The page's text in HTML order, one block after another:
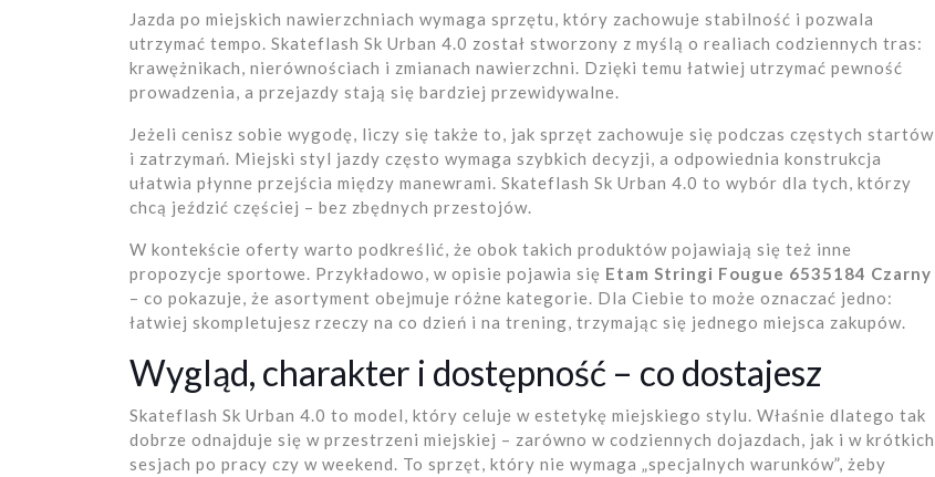
Jazda po miejskich nawierzchniach wymaga sprzętu, który zachowuje stabilność i pozwala
utrzymać tempo. Skateflash Sk Urban 4.0 został stworzony z myślą o realiach codziennych tras:
krawężnikach, nierównościach i zmianach nawierzchni. Dzięki temu łatwiej utrzymać pewność
prowadzenia, a przejazdy stają się bardziej przewidywalne.
Jeżeli cenisz sobie wygodę, liczy się także to, jak sprzęt zachowuje się podczas częstych startów
i zatrzymań. Miejski styl jazdy często wymaga szybkich decyzji, a odpowiednia konstrukcja
ułatwia płynne przejścia między manewrami. Skateflash Sk Urban 4.0 to wybór dla tych, którzy
chcą jeździć częściej – bez zbędnych przestojów.
W kontekście oferty warto podkreślić, że obok takich produktów pojawiają się też inne
propozycje sportowe. Przykładowo, w opisie pojawia się Etam Stringi Fougue 6535184 Czarny
– co pokazuje, że asortyment obejmuje różne kategorie. Dla Ciebie to może oznaczać jedno:
łatwiej skompletujesz rzeczy na co dzień i na trening, trzymając się jednego miejsca zakupów.
Wygląd, charakter i dostępność – co dostajesz
Skateflash Sk Urban 4.0 to model, który celuje w estetykę miejskiego stylu. Właśnie dlatego tak
dobrze odnajduje się w przestrzeni miejskiej – zarówno w codziennych dojazdach, jak i w krótkich
sesjach po pracy czy w weekend. To sprzęt, który nie wymaga „specjalnych warunków”, żeby